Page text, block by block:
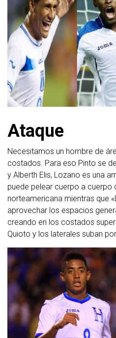
Ataque
Necesitamos un hombre de
costados. Para eso Pinto se
y Alberth Elis, Lozano es una
puede pelear cuerpo a cuerpo
norteamericana mientras que
aprovechar los espacios
creando en los costados
Quioto y los laterales suban